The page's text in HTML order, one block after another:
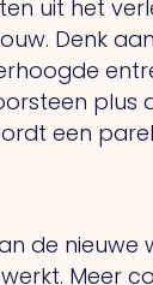
uit het
Denk
plus
een
de nieuwe
Meer